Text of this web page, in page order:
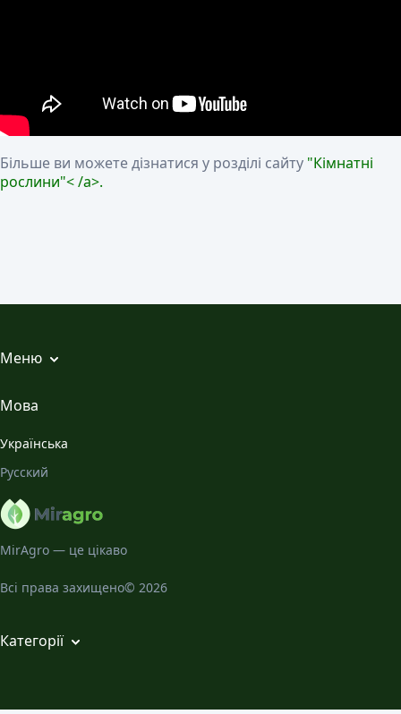
Більше ви можете дізнатися у розділі сайту "Кімнатні
рослини"< /a>.
MirAgro — це цікаво
Всі права захищено© 2026
Меню
Всі статті
Галерея
Про нас
Категорії
Декоративно-листяні садові рослини
Мова
Українська
Русский